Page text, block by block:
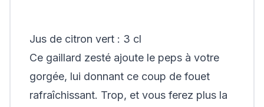
Jus de citron vert : 3 cl
Ce gaillard zesté ajoute le peps à votre
gorgée, lui donnant ce coup de fouet
rafraîchissant. Trop, et vous ferez plus la